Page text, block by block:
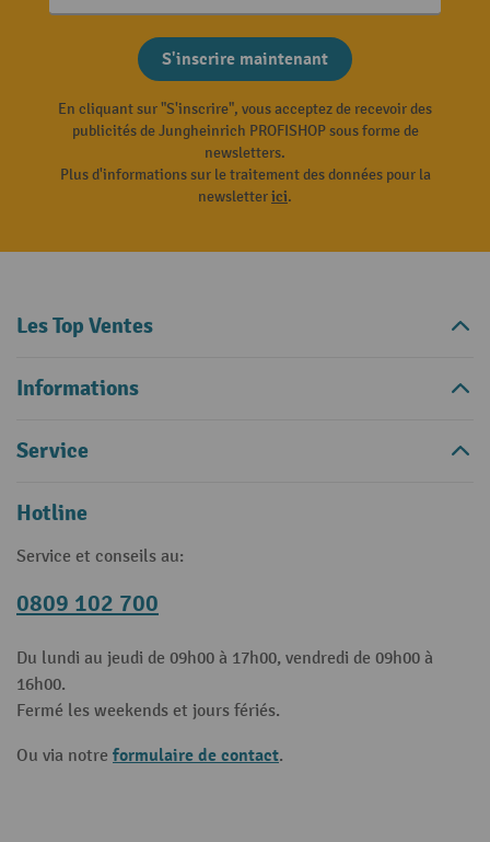
S'inscrire maintenant
En cliquant sur "S'inscrire", vous acceptez de recevoir des
publicités de Jungheinrich PROFISHOP sous forme de
newsletters.
Plus d'informations sur le traitement des données pour la
newsletterici.
Les Top Ventes
Informations
Service
Hotline
Service et conseils au:
0809 102 700
Du lundi au jeudi de 09h00 à 17h00, vendredi de 09h00 à
16h00.
Fermé les weekends et jours fériés.
Ou via notre formulaire de contact.